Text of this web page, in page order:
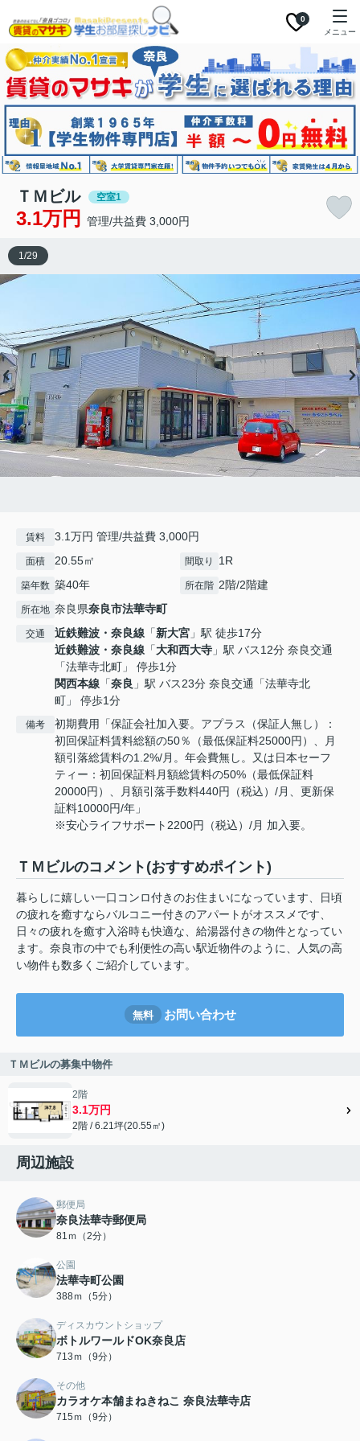
0
メニュー
ＴＭビル 空室1
3.1万円 管理/共益費 3,000円
1/29
賃料 3.1万円 管理/共益費 3,000円
面積 20.55㎡ 間取り 1R
築年数 築40年 所在階 2階/2階建
所在地 奈良県奈良市法華寺町
交通 近鉄難波・奈良線 「新大宮 」駅 徒歩17分
近鉄難波・奈良線 「大和西大寺 」駅 バス12分 奈良交通
「法華寺北町」 停歩1分
関西本線 「奈良 」駅 バス23分 奈良交通「法華寺北
町」 停歩1分
備考
初期費用「保証会社加入要。アプラス（保証人無し）：
初回保証料賃料総額の50％（最低保証料25000円）、月
額引落総賃料の1.2%/月。年会費無し。又は日本セーフ
ティー：初回保証料月額総賃料の50%（最低保証料
20000円）、月額引落手数料440円（税込）/月、更新保
証料10000円/年」
※安心ライフサポート2200円（税込）/月 加入要。
ＴＭビルのコメント(おすすめポイント)
暮らしに嬉しい一口コンロ付きのお住まいになっています、日頃
の疲れを癒すならバルコニー付きのアパートがオススメです、
日々の疲れを癒す入浴時も快適な、給湯器付きの物件となってい
ます。奈良市の中でも利便性の高い駅近物件のように、人気の高
い物件も数多くご紹介しています。
無料 お問い合わせ
ＴＭビルの募集中物件
2階
3.1万円
2階 / 6.21坪(20.55㎡)
周辺施設
郵便局
奈良法華寺郵便局
81ｍ（2分）
公園
法華寺町公園
388ｍ（5分）
ディスカウントショップ
ボトルワールドOK奈良店
713ｍ（9分）
その他
カラオケ本舗まねきねこ 奈良法華寺店
715ｍ（9分）